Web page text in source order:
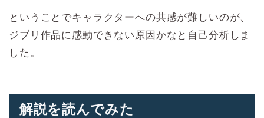
ということでキャラクターへの共感が難しいのが、
ジブリ作品に感動できない原因かなと自己分析しま
した。
解説を読んでみた